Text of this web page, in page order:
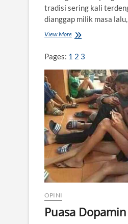
tradisi sering kali
dianggap milik masa
View More
d
i
s
i
y
a
n
g
T
i
d
P
n
a
Pages: 1 2 3
OPINI
Puasa Dopamin